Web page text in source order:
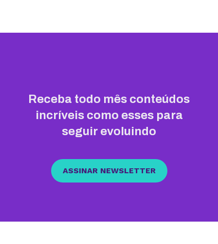
Receba todo mês conteúdos
incríveis como esses para
seguir evoluindo
ASSINAR NEWSLETTER